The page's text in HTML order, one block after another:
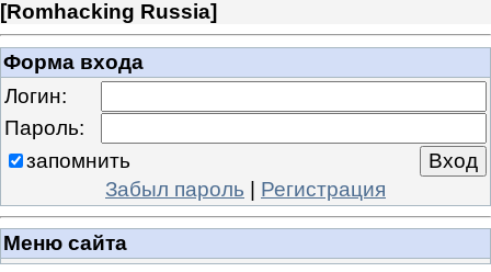
[Romhacking Russia]
Форма входа
Логин:
Пароль:
запомнить
Забыл пароль | Регистрация
Меню сайта